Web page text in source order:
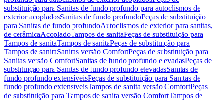
substituição para Sanitas de fundo profundo para autoclismos de
exterior acopladosSanitas de fundo profundoPeças de substituição
para Sanitas de fundo profundoAutoclismos de exterior para sanitas,
de cerâmicaAcopladoTampos de sanitaPeças de substituição para
Tampos de sanitaTampos de sanitaPeças de substituição para
Tampos de sanitaSanitas versão ComfortPeças de substituição para
Sanitas versão ComfortSanitas de fundo profundo elevadasPeças de
substituição para Sanitas de fundo profundo elevadasSanitas de
fundo profundo extensíveisPeças de substituição para Sanitas de
fundo profundo extensíveisTampos de sanita versão ComfortPeças
de substituição para Tampos de sanita versão ComfortTampos de